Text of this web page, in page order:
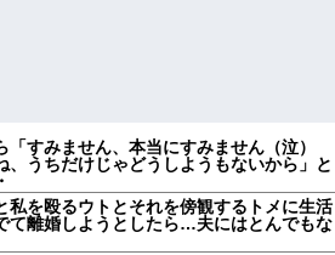
すみません、本当にすみません（泣）
、うちだけじゃどうしようもないから」と
私を殴るウトとそれを傍観するトメに生活
離婚しようとしたら…夫にはとんでもな